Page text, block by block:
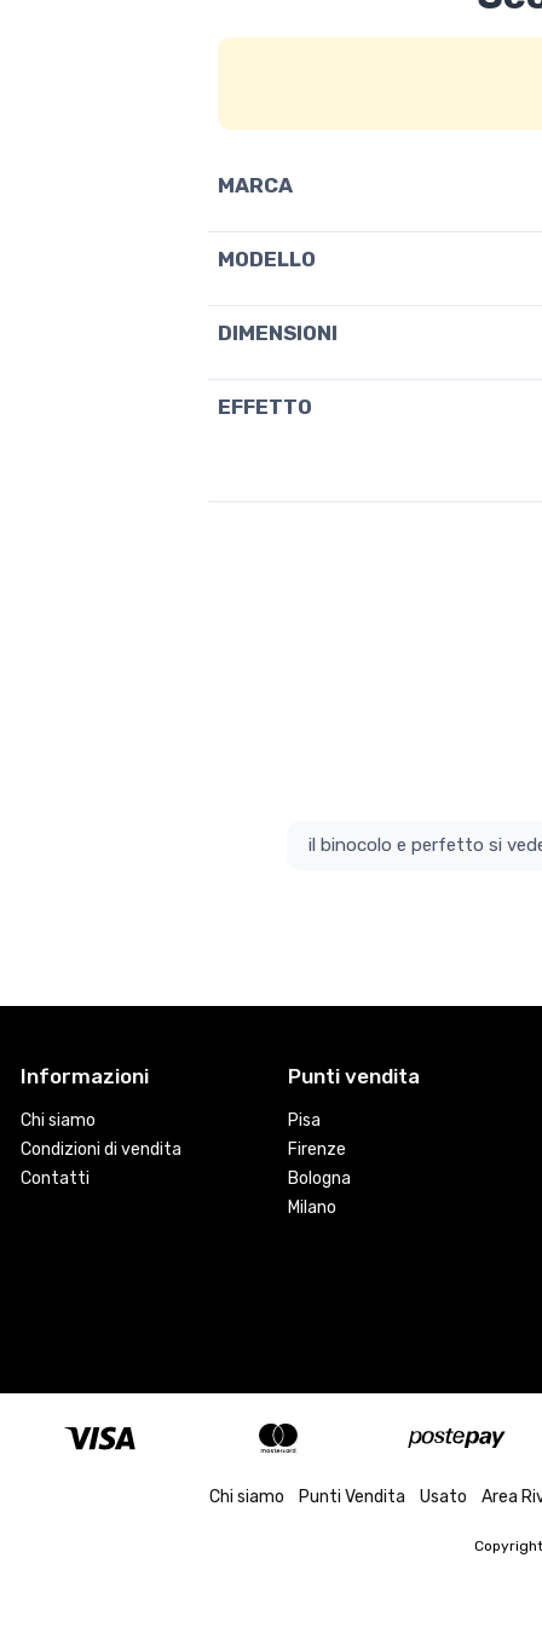
MARCA
MODELLO
DIMENSIONI
EFFETTO
il
Informazioni
Chi siamo
Condizioni di vendita
Contatti
Punti vendita
Pisa
Firenze
Bologna
Milano
Chi siamo Punti Vendita Usato Area